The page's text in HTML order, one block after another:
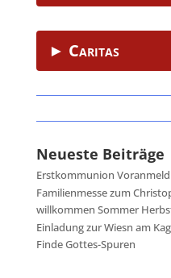
► Caritas
Neueste Beiträge
Erstkommunion
Familienmesse zum
willkommen Sommer
Einladung zur Wiesn am
Finde Gottes-Spuren